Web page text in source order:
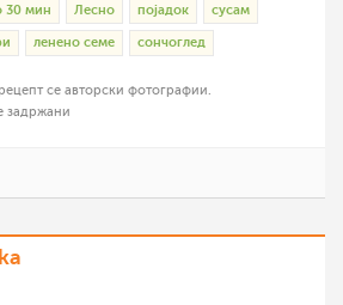
30 мин Лесно појадок сусам
ленено семе сончоглед
се авторски фотографии.
задржани